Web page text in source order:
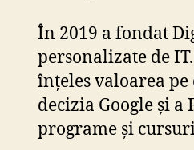
În 2019 a fondat
personalizate de
înțeles valoarea
decizia Google și
programe și